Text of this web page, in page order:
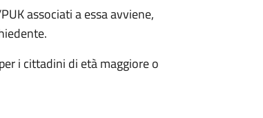
associati a essa avviene,
i cittadini di età maggiore o